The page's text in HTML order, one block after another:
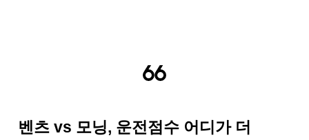
벤츠 vs 모닝, 운전점수 어디가 더